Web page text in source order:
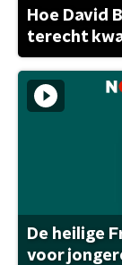
Hoe David
terecht
De heilige
voor